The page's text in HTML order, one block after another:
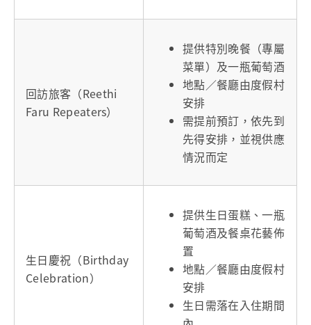
回訪旅客（Reethi
Faru Repeaters）
提供特別晚餐（專屬
菜單）及一瓶葡萄酒
地點／餐廳由度假村
安排
需提前預訂，依先到
先得安排，並視供應
情況而定
生日慶祝（Birthday
Celebration）
提供生日蛋糕、一瓶
葡萄酒及餐桌花藝佈
置
地點／餐廳由度假村
安排
生日需落在入住期間